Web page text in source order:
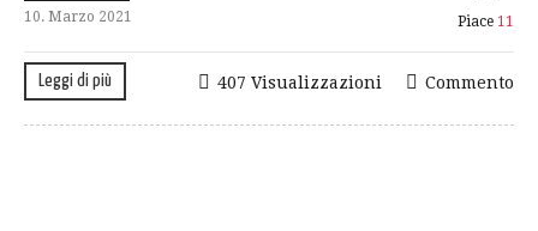
10. Marzo 2021 Piace 11
Leggi di più Commento
407 Visualizzazioni